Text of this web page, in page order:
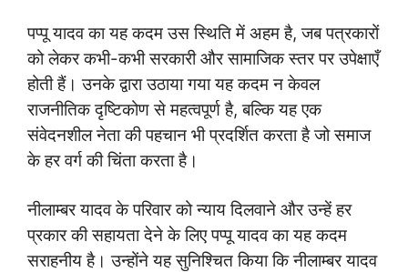
पप्पू यादव का यह कदम उस स्थिति में अहम है, जब पत्रकारों
को लेकर कभी-कभी सरकारी और सामाजिक स्तर पर उपेक्षाएँ
होती हैं। उनके द्वारा उठाया गया यह कदम न केवल
राजनीतिक दृष्टिकोण से महत्वपूर्ण है, बल्कि यह एक
संवेदनशील नेता की पहचान भी प्रदर्शित करता है जो समाज
के हर वर्ग की चिंता करता है।
नीलाम्बर यादव के परिवार को न्याय दिलवाने और उन्हें हर
प्रकार की सहायता देने के लिए पप्पू यादव का यह कदम
सराहनीय है। उन्होंने यह सुनिश्चित किया कि नीलाम्बर यादव